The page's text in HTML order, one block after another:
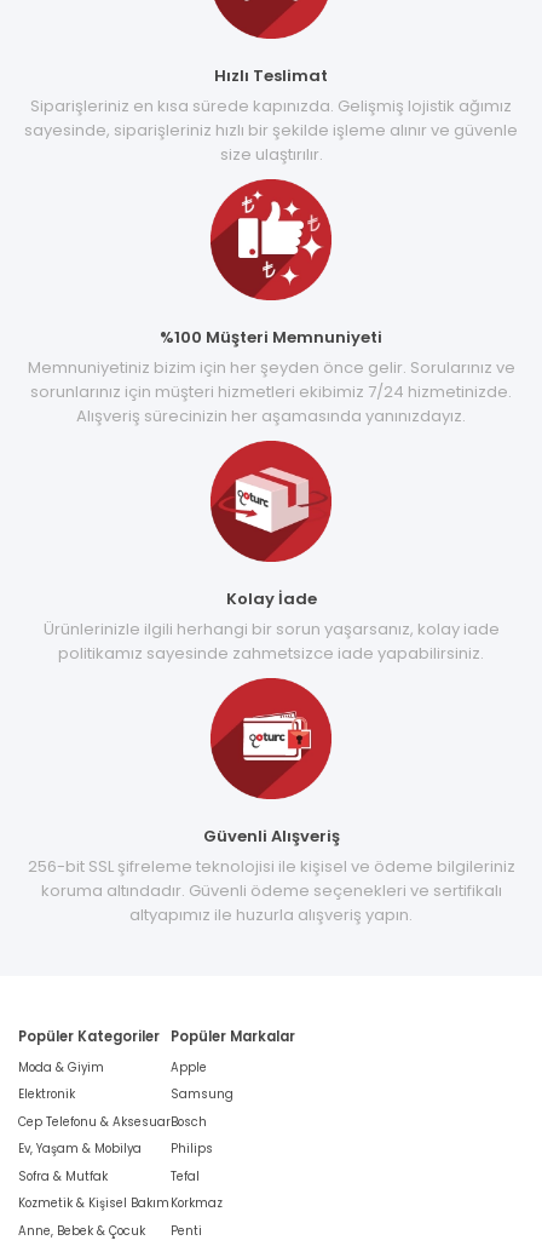
Hızlı Teslimat
Siparişleriniz en kısa sürede kapınızda. Gelişmiş lojistik ağımız
sayesinde, siparişleriniz hızlı bir şekilde işleme alınır ve güvenle
size ulaştırılır.
%100 Müşteri Memnuniyeti
Memnuniyetiniz bizim için her şeyden önce gelir. Sorularınız ve
sorunlarınız için müşteri hizmetleri ekibimiz 7/24 hizmetinizde.
Alışveriş sürecinizin her aşamasında yanınızdayız.
Kolay İade
Ürünlerinizle ilgili herhangi bir sorun yaşarsanız, kolay iade
politikamız sayesinde zahmetsizce iade yapabilirsiniz.
Güvenli Alışveriş
256-bit SSL şifreleme teknolojisi ile kişisel ve ödeme bilgileriniz
koruma altındadır. Güvenli ödeme seçenekleri ve sertifikalı
altyapımız ile huzurla alışveriş yapın.
Popüler Kategoriler
Moda & Giyim
Elektronik
Cep Telefonu & Aksesuar
Ev, Yaşam & Mobilya
Sofra & Mutfak
Kozmetik & Kişisel Bakım
Anne, Bebek & Çocuk
Popüler Markalar
Apple
Samsung
Bosch
Philips
Tefal
Korkmaz
Penti